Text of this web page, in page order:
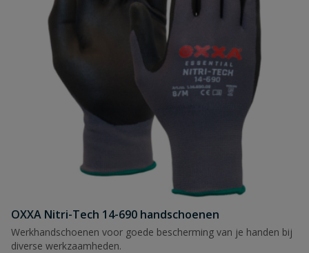
OXXA Nitri-Tech 14-690 handschoenen
Werkhandschoenen voor goede bescherming van je handen bij
diverse werkzaamheden.